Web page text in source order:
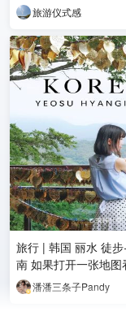
旅游仪式感
旅行 | 韩国 丽水 徒
南 如果打开一张地图看韩国丽
水这座城市，会发现
水水交错在
潘潘三条子Pandy